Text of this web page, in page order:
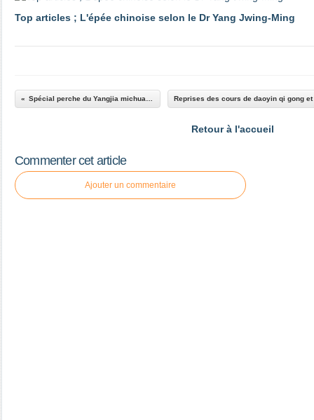
Top articles ; L'épée chinoise selon le Dr Yang Jwing-Ming
Retour à l'accueil
Commenter cet article
Ajouter un commentaire